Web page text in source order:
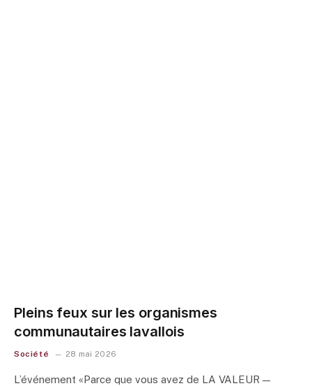
Pleins feux sur les organismes
communautaires lavallois
Société 28 mai 2026
L’événement «Parce que vous avez de LA VALEUR —